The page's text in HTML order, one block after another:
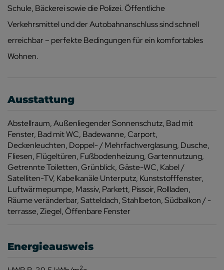
Schule, Bäckerei sowie die Polizei. Öffentliche
Verkehrsmittel und der Autobahnanschluss sind schnell
erreichbar – perfekte Bedingungen für ein komfortables
Wohnen.
Ausstattung
Abstellraum Außenliegender Sonnenschutz Bad mit
Fenster Bad mit WC Badewanne Carport
Deckenleuchten Doppel- / Mehrfachverglasung Dusche
Fliesen Flügeltüren Fußbodenheizung Gartennutzung
Getrennte Toiletten Grünblick Gäste-WC Kabel /
Satelliten-TV Kabelkanäle Unterputz Kunststofffenster
Luftwärmepumpe Massiv Parkett Pissoir Rollladen
Räume veränderbar Satteldach Stahlbeton Südbalkon / -
terrasse Ziegel Öffenbare Fenster
Energieausweis
2